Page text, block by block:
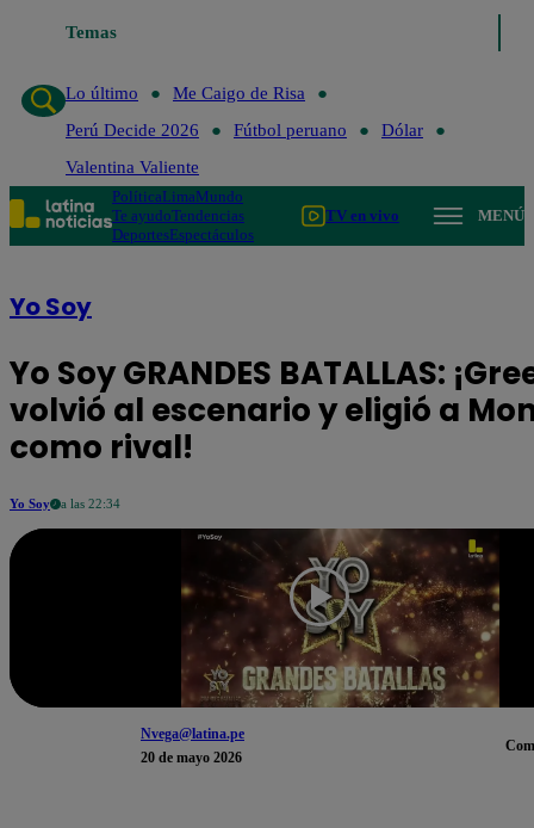
Temas
Lo último
Me Caigo de Risa
Perú Decide 2026
Fútbol peruano
Dólar
Valentina Valiente
PolíticaLimaMundo
Te ayudoTendencias
DeportesEspectáculos
TV en vivo MENÚ
Yo Soy
Yo Soy GRANDES BATALLAS:
volvió al escenario y eligió a
como rival!
Yo Soy a las 22:34
Nvega@latina.pe
20 de mayo 2026